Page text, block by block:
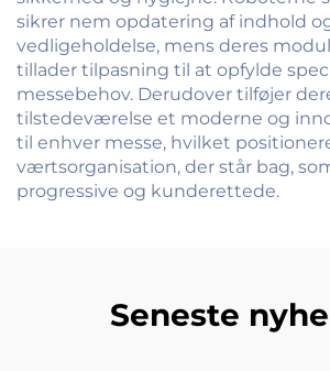
sikrer nem opdatering af indhold
vedligeholdelse, mens deres
tillader tilpasning til at opfylde
messebehov. Derudover tilføjer
tilstedeværelse et moderne og
til enhver messe, hvilket
værtsorganisation, der står bag,
progressive og kunderettede.
Seneste